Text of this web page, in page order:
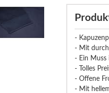
-
- Mit
- Ein Muss
- Tolles
- Offene
- Mit